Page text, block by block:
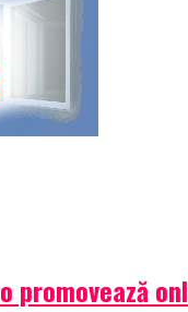
promovează